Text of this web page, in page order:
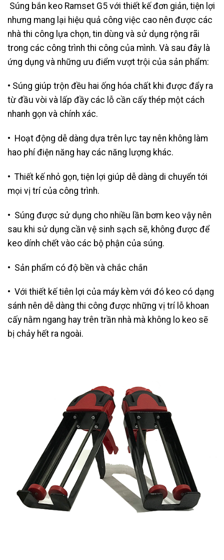
Súng bắn keo Ramset G5 với thiết kế đơn giản, tiện lợi
nhưng mang lại hiệu quả công việc cao nên được các
nhà thi công lựa chọn, tin dùng và sử dụng rộng rãi
trong các công trình thi công của mình. Và sau đây là
ứng dụng và những ưu điểm vượt trội của sản phẩm:
• Súng giúp trộn đều hai ống hóa chất khi được đẩy ra
từ đầu vòi và lấp đầy các lỗ cần cấy thép một cách
nhanh gọn và chính xác.
• Hoạt động dễ dàng dựa trên lực tay nên không làm
hao phí điện năng hay các năng lượng khác.
• Thiết kế nhỏ gọn, tiện lợi giúp dễ dàng di chuyển tới
mọi vị trí của công trình.
• Súng được sử dụng cho nhiều lần bơm keo vậy nên
sau khi sử dụng cần vệ sinh sạch sẽ, không được để
keo dính chết vào các bộ phận của súng.
• Sản phẩm có độ bền và chắc chắn
• Với thiết kế tiên lợi của máy kèm với đó keo có dạng
sánh nên dễ dàng thi công được những vị trí lỗ khoan
cấy nằm ngang hay trên trần nhà mà không lo keo sẽ
bị chảy hết ra ngoài.